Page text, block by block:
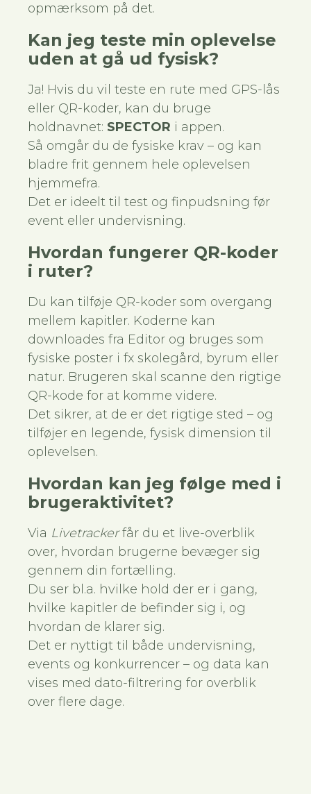
opmærksom på det.
Kan jeg teste min oplevelse
uden at gå ud fysisk?
Ja! Hvis du vil teste en rute med GPS-lås
eller QR-koder, kan du bruge
holdnavnet: SPECTOR i appen.
Så omgår du de fysiske krav – og kan
bladre frit gennem hele oplevelsen
hjemmefra.
Det er ideelt til test og finpudsning før
event eller undervisning.
Hvordan fungerer QR-koder
i ruter?
Du kan tilføje QR-koder som overgang
mellem kapitler. Koderne kan
downloades fra Editor og bruges som
fysiske poster i fx skolegård, byrum eller
natur. Brugeren skal scanne den rigtige
QR-kode for at komme videre.
Det sikrer, at de er det rigtige sted – og
tilføjer en legende, fysisk dimension til
oplevelsen.
Hvordan kan jeg følge med i
brugeraktivitet?
Via Livetrackerfår du et live-overblik
over, hvordan brugerne bevæger sig
gennem din fortælling.
Du ser bl.a. hvilke hold der er i gang,
hvilke kapitler de befinder sig i, og
hvordan de klarer sig.
Det er nyttigt til både undervisning,
events og konkurrencer – og data kan
vises med dato-filtrering for overblik
over flere dage.